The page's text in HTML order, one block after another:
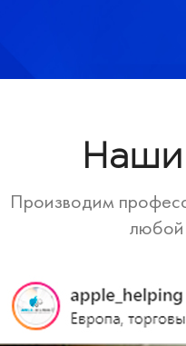
Производим
любой